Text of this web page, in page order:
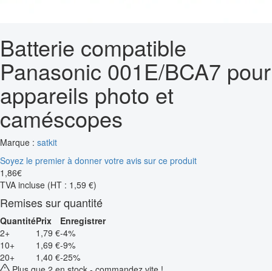
Batterie compatible
Panasonic 001E/BCA7 pour
appareils photo et
caméscopes
Marque : satkit
Soyez le premier à donner votre avis sur ce produit
1 ,86€
TVA incluse (HT : 1,59 €)
Remises sur quantité
QuantitéPrix
Enregistrer
2+
1,79 €-4%
10+
1,69 €-9%
20+
1,40 €-25%